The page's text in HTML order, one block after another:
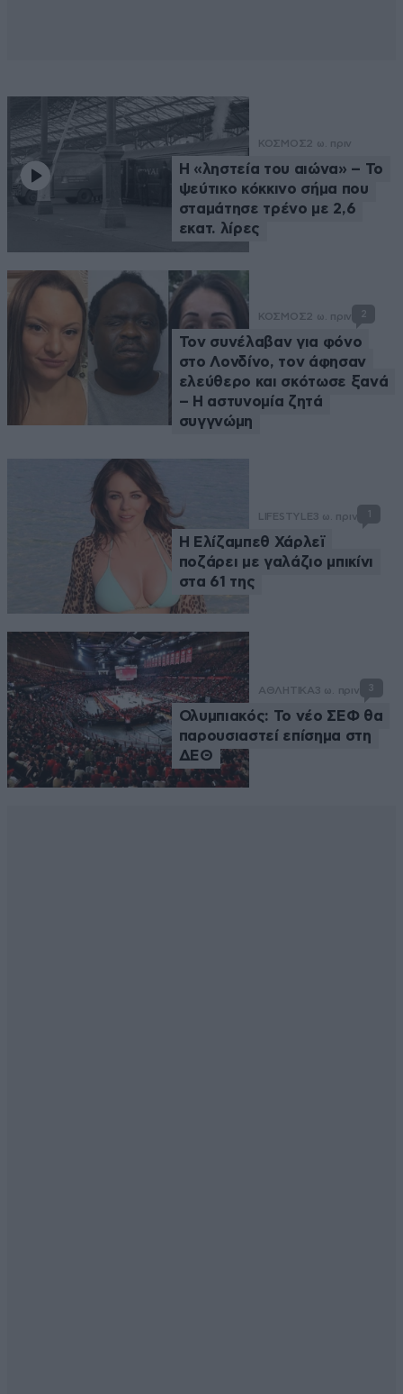
ΚΟΣΜΟΣ2 ω. πριν
Η «ληστεία του αιώνα» – Το
ψεύτικο κόκκινο σήμα που
σταμάτησε τρένο με 2,6
εκατ. λίρες
ΚΟΣΜΟΣ2 ω. πριν 2
Τον συνέλαβαν για φόνο
στο Λονδίνο, τον άφησαν
ελεύθερο και σκότωσε ξανά
– Η αστυνομία ζητά
συγγνώμη
LIFESTYLE3 ω. πριν
Η Ελίζαμπεθ Χάρλεϊ
ποζάρει με γαλάζιο μπικίνι
στα 61 της
ΑΘΛΗΤΙΚΑ3 ω. πριν 3
Ολυμπιακός: Το νέο ΣΕΦ θα
παρουσιαστεί επίσημα στη
ΔΕΘ